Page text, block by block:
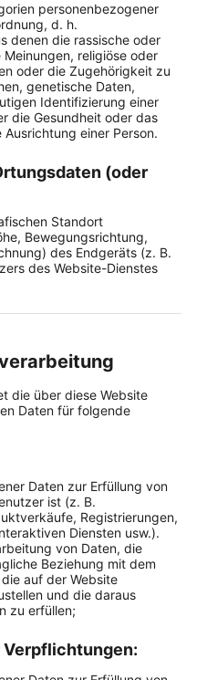
personenbezogener
d. h.
denen die rassische oder
religiöse oder
oder die Zugehörigkeit zu
genetische Daten,
Identifizierung einer
die Gesundheit oder das
einer Person.
(oder
Standort
Bewegungsrichtung,
des Endgeräts (z. B.
des Website-Dienstes
die über diese Website
Daten für folgende
Daten zur Erfüllung von
ist (z. B.
Registrierungen,
Diensten usw.).
von Daten, die
Beziehung mit dem
auf der Website
und die daraus
zu erfüllen;